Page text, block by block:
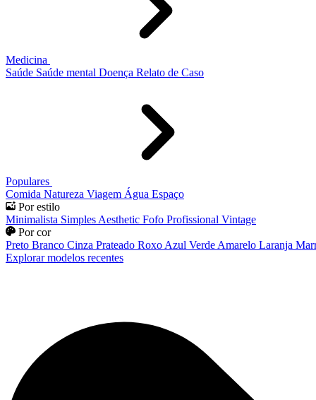
Medicina
Saúde Saúde mental Doença Relato de Caso
Populares
Comida Natureza Viagem Água Espaço
Por estilo
Minimalista Simples Aesthetic Fofo Profissional Vintage
Por cor
Preto Branco Cinza Prateado Roxo Azul Verde Amarelo Laranja
Explorar modelos recentes